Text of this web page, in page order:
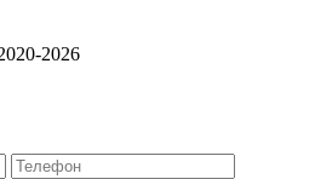
2026